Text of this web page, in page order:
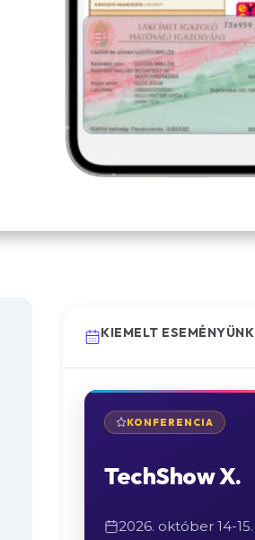
KIEMELT ESEMÉNYÜNK
KONFERENCIA
TechShow X.
2026. október 14-15.